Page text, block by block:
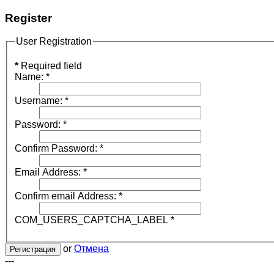
Register
User Registration
* Required field
Name: *
Username: *
Password: *
Confirm Password: *
Email Address: *
Confirm email Address: *
COM_USERS_CAPTCHA_LABEL *
Регистрация or Отмена
---